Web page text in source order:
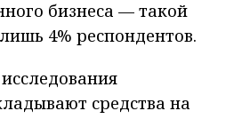
бизнеса — такой
4% респондентов.
средства на